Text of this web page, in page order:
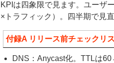
KPIは四象限で見ます。ユーザ
×トラフィック）。四半期で見
付録A リリース前チェックリ
DNS：Anycast化。TTLは